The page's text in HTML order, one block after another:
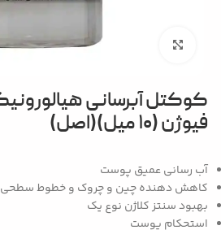
بزرگنمایی تصویر
فیوژن (۱۰ میل)(اصل)
آب رسانی عمیق پوست
کاهش دهنده چین و چروک و خطوط سطحی
بهبود سنتز کلاژن نوع یک
استحکام پوست